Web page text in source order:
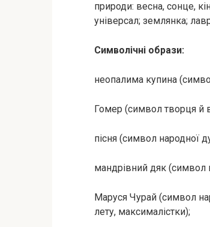
природи: весна, сонце,
універсал; землянка;
Символічні образи:
неопалима купина
Гомер (символ творця й
пісня (символ народної
мандрівний дяк (символ
Маруся Чурай (символ
лету, максималістки);